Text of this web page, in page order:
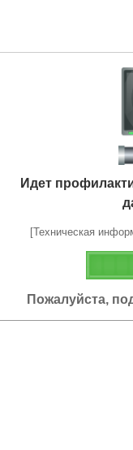
Идет
[Техническая
Пожалуйста,